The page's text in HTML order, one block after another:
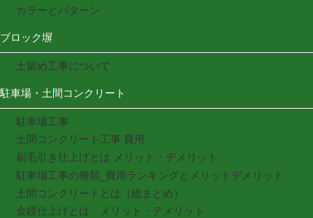
カラーとパターン
ブロック塀
土留め工事について
駐車場・土間コンクリート
駐車場工事
土間コンクリート工事 費用
刷毛引き仕上げとは メリット・デメリット
駐車場工事の種類_費用ランキングとメリットデメリット
土間コンクリートとは（総まとめ）
金鏝仕上げとは メリット・デメリット